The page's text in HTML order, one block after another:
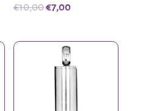
€10,00Oorspronkelijke
was:
€10,00.
€7,00Huidige
is:
€7,00.